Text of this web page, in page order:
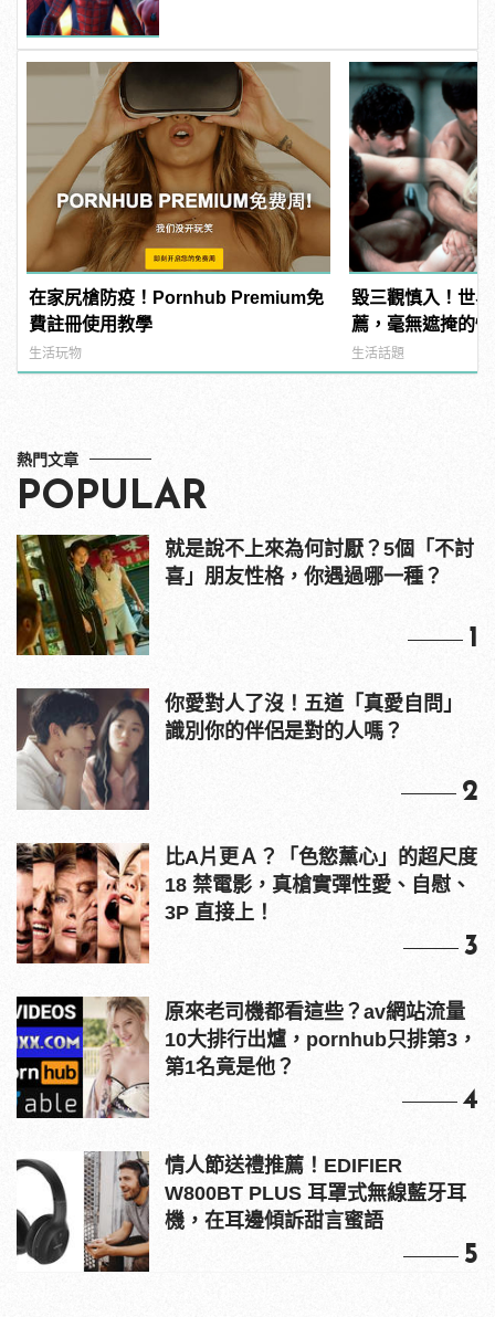
在家尻槍防疫！Pornhub Premium免
費註冊使用教學
生活玩物
毀三觀慎入！世
薦，毫無遮掩的
噁心到極致！
生活話題
熱門文章
POPULAR
就是說不上來為何討厭？5個「不討
喜」朋友性格，你遇過哪一種？
1
你愛對人了沒！五道「真愛自問」
識別你的伴侶是對的人嗎？
2
比A片更Ａ？「色慾薰心」的超尺度
18 禁電影，真槍實彈性愛、自慰、
3P 直接上！
3
原來老司機都看這些？av網站流量
10大排行出爐，pornhub只排第3，
第1名竟是他？
4
情人節送禮推薦！EDIFIER
W800BT PLUS 耳罩式無線藍牙耳
機，在耳邊傾訴甜言蜜語
5